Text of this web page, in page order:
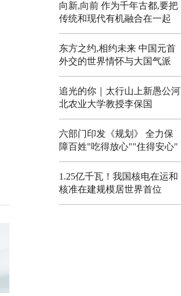
向新,向前 作为千年古都,要把
传统和现代有机融合在一起
东方之约,相约未来 中国元首
外交的世界情怀与大国气派
追光的你｜太行山上新愚公河
北农业大学教授李保国
六部门印发《规划》 全力保
障百姓"吃得放心""住得安心"
1.25亿千瓦！我国核电在运和
核准在建规模居世界首位